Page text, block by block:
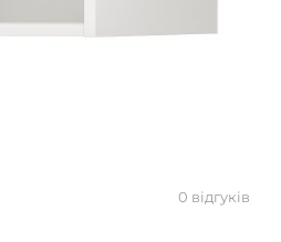
0 відгуків